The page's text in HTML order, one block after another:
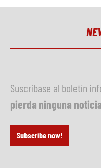
Suscríbase al boletín
pierda ninguna
Subscribe now!